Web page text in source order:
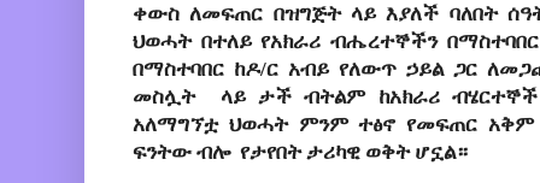
ቀውስ ለመፍጠር በዝግጅት ላይ እያለች ባለበት
ህወሓት በተለይ የአክራሪ ብሔረተኞችን
በማስተባበር ከዶ/ር አብይ የለውጥ ኃይል ጋር
መስሏት  ላይ ታች ብትልም ከአክራሪ
አለማግኘቷ ህወሓት ምንም ተፅኖ የመፍጠር አቅም
ፍንትው ብሎ  የታየበት ታሪካዊ ወቅት ሆኗል።